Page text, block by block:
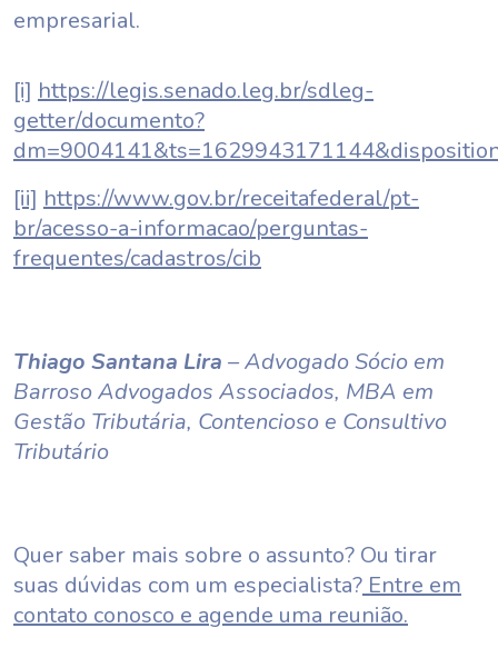
empresarial.
[i] https://legis.senado.leg.br/sdleg-
getter/documento?
[ii] https://www.gov.br/receitafederal/pt-
br/acesso-a-informacao/perguntas-
frequentes/cadastros/cib
Thiago Santana Lira – Advogado Sócio em
Barroso Advogados Associados, MBA em
Gestão Tributária, Contencioso e Consultivo
Tributário
Quer saber mais sobre o assunto? Ou tirar
suas dúvidas com um especialista? Entre em
contato conosco e agende uma reunião.